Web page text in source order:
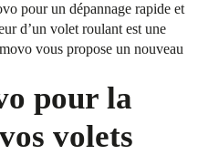
pour un dépannage rapide et
d’un volet roulant est une
vous propose un nouveau
pour la
volets